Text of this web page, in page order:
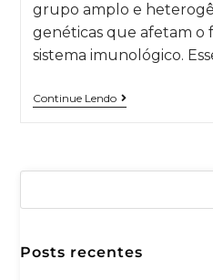
grupo amplo e
genéticas que afetam o
sistema imunológico.
Continue Lendo
Posts recentes